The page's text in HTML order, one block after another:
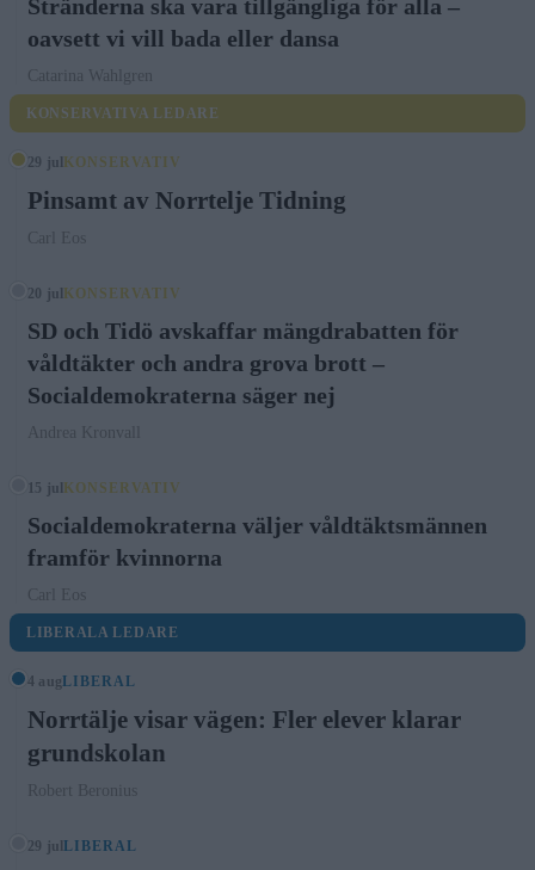
Stränderna ska vara tillgängliga för alla –
oavsett vi vill bada eller dansa
Catarina Wahlgren
KONSERVATIVA LEDARE
29 jul KONSERVATIV
Pinsamt av Norrtelje Tidning
Carl Eos
20 jul KONSERVATIV
SD och Tidö avskaffar mängdrabatten för
våldtäkter och andra grova brott –
Socialdemokraterna säger nej
Andrea Kronvall
15 jul KONSERVATIV
Socialdemokraterna väljer våldtäktsmännen
framför kvinnorna
Carl Eos
LIBERALA LEDARE
4 aug LIBERAL
Norrtälje visar vägen: Fler elever klarar
grundskolan
Robert Beronius
29 julLIBERAL